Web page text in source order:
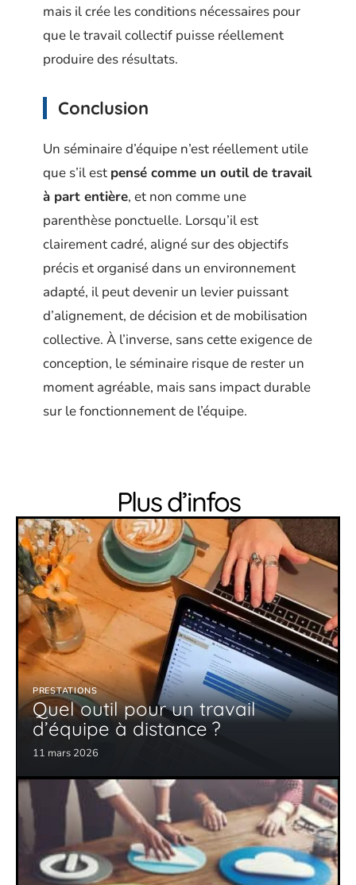
mais il crée les conditions nécessaires pour
que le travail collectif puisse réellement
produire des résultats.
Conclusion
Un séminaire d’équipe n’est réellement utile
que s’il est pensé comme un outil de travail
à part entière, et non comme une
parenthèse ponctuelle. Lorsqu’il est
clairement cadré, aligné sur des objectifs
précis et organisé dans un environnement
adapté, il peut devenir un levier puissant
d’alignement, de décision et de mobilisation
collective. À l’inverse, sans cette exigence de
conception, le séminaire risque de rester un
moment agréable, mais sans impact durable
sur le fonctionnement de l’équipe.
Plus d’infos
PRESTATIONS
Quel outil pour un travail
d’équipe à distance ?
11 mars 2026